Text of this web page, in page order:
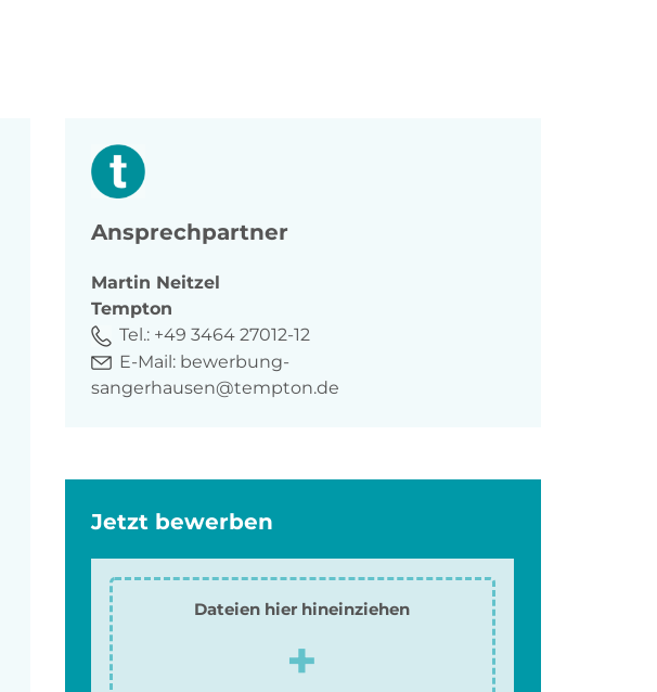
Ansprechpartner
Martin Neitzel
Tempton
Tel.: +49 3464 27012-12
E-Mail: bewerbung-
sangerhausen@tempton.de
Jetzt bewerben
Dateien hier hineinziehen